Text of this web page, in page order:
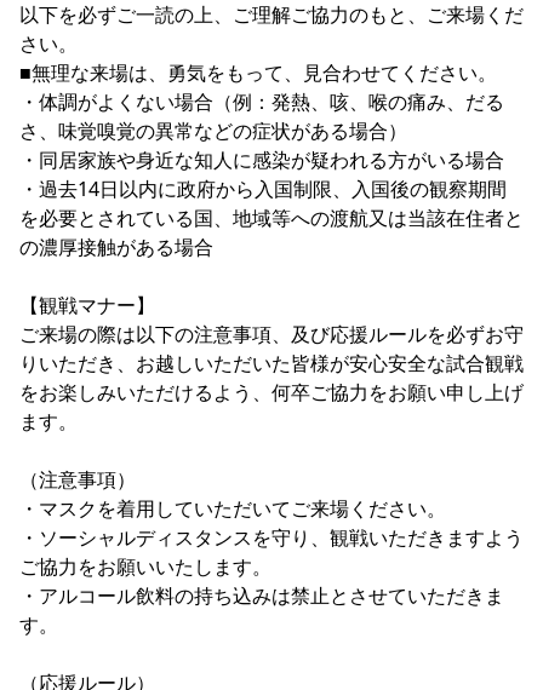
アウェイツアー
アウェイツアー
よくある質問
よくある質問
スポーツクラブ
スポーツクラブ
関連団体/施設
長居公園 セレッソフットサルパーク
セレッソフットサルパーク長居
セレッソスポーツパーク舞洲 YANMAR HANASAKA STADIUM
セレッソ大阪アカデミー
子供のサッカースクール
大人のサッカースクール その他スポーツクラブ
以下を必ずご一読の上、ご理解ご協力のもと、ご来場くだ
さい。
■無理な来場は、勇気をもって、見合わせてください。
・体調がよくない場合（例：発熱、咳、喉の痛み、だる
さ、味覚嗅覚の異常などの症状がある場合）
・同居家族や身近な知人に感染が疑われる方がいる場合
・過去14日以内に政府から入国制限、入国後の観察期間
を必要とされている国、地域等への渡航又は当該在住者と
の濃厚接触がある場合
【観戦マナー】
ご来場の際は以下の注意事項、及び応援ルールを必ずお守
りいただき、お越しいただいた皆様が安心安全な試合観戦
をお楽しみいただけるよう、何卒ご協力をお願い申し上げ
ます。
（注意事項）
・マスクを着用していただいてご来場ください。
・ソーシャルディスタンスを守り、観戦いただきますよう
ご協力をお願いいたします。
・アルコール飲料の持ち込みは禁止とさせていただきま
す。
（応援ルール）